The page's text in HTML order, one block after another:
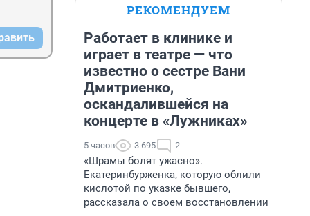
РЕКОМЕНДУЕМ
Работает в клинике и
играет в театре — что
известно о сестре Вани
Дмитриенко,
оскандалившейся на
концерте в «Лужниках»
5 часов 3 695 2
«Шрамы болят ужасно».
Екатеринбурженка, которую облили
кислотой по указке бывшего,
рассказала о своем восстановлении